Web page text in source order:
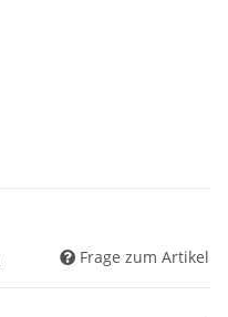
Frage zum Artikel